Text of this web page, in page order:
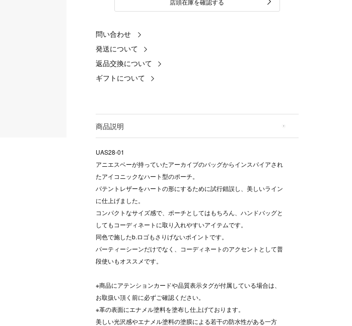
店頭在庫を確認する
問い合わせ
発送について
返品交換について
ギフトについて
商品説明
UAS28-01
アニエスベーが持っていたアーカイブのバッグからインスパイアされ
たアイコニックなハート型のポーチ。
パテントレザーをハートの形にするために試行錯誤し、美しいライン
に仕上げました。
コンパクトなサイズ感で、ポーチとしてはもちろん、ハンドバッグと
してもコーディネートに取り入れやすいアイテムです。
同色で施したb.ロゴもさりげないポイントです。
パーティーシーンだけでなく、コーディネートのアクセントとして普
段使いもオススメです。
※商品にアテンションカードや品質表示タグが付属している場合は、
お取扱い頂く前に必ずご確認ください。
※革の表面にエナメル塗料を塗布し仕上げております。
美しい光沢感やエナメル塗料の塗膜による若干の防水性がある一方